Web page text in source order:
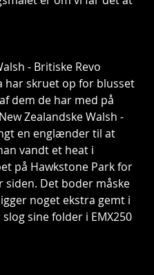
- Britiske Revo
har skruet op for blusset
dem de har med på
Zealandske Walsh -
en englænder til at
vandt et heat i
på Hawkstone Park for
siden. Det boder måske
noget ekstra gemt i
sine folder i EMX250